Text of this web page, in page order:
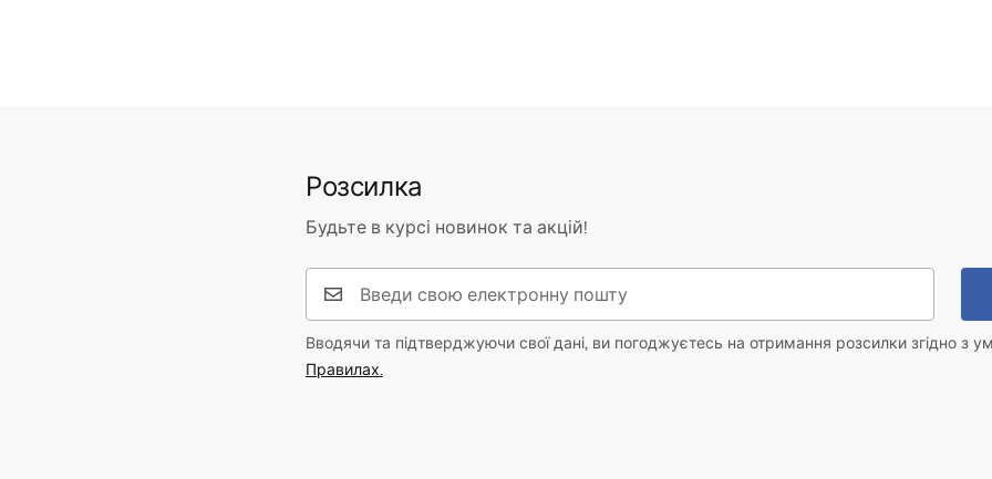
Розсилка
Будьте в курсі новинок та акцій!
Вводячи та підтверджуючи свої дані, ви погоджуєтесь на отримання розсилки згідно з
Правилах.